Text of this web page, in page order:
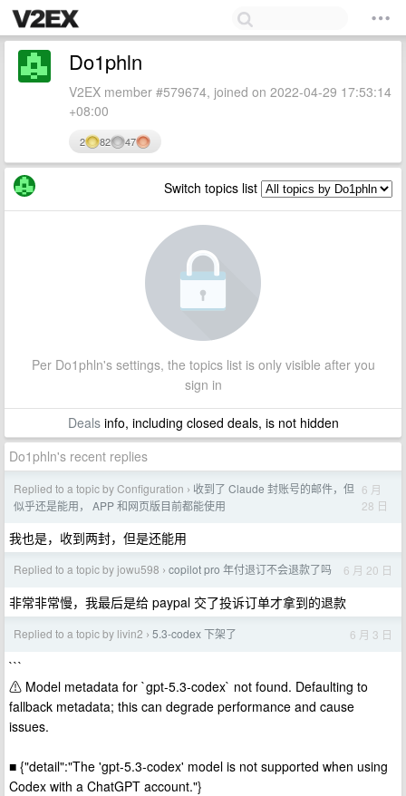
Do1phln
V2EX member #579674, joined on 2022-04-29 17:53:14
+08:00
2 82 47
Switch topics list
Per Do1phln's settings, the topics list is only visible after you
sign in
Dealsinfo, including closed deals, is not hidden
Do1phln's recent replies
Replied to a topic by Configuration › 收到了 Claude 封账号的邮件，但
似乎还是能用， APP 和网页版目前都能使用
6 月
28 日
我也是，收到两封，但是还能用
Replied to a topic by jowu598 › copilot pro 年付退订不会退款了吗 6 月 20 日
非常非常慢，我最后是给 paypal 交了投诉订单才拿到的退款
Replied to a topic by livin2 › 5.3-codex 下架了 6 月 3 日
```
⚠ Model metadata for `gpt-5.3-codex` not found. Defaulting to
fallback metadata; this can degrade performance and cause
issues.
■ {"detail":"The 'gpt-5.3-codex' model is not supported when using
Codex with a ChatGPT account."}